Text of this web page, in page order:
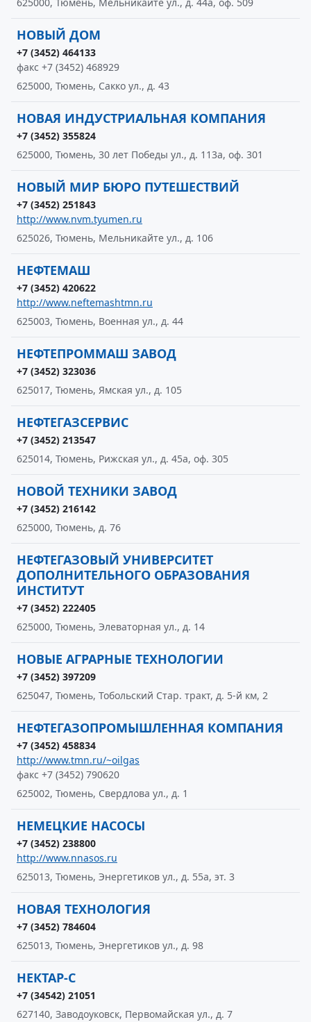
НОВЫЙ ДОМ
+7 (3452) 464133
факс +7 (3452) 468929
625000, Тюмень, Сакко ул., д. 43
НОВАЯ ИНДУСТРИАЛЬНАЯ КОМПАНИЯ
+7 (3452) 355824
625000, Тюмень, 30 лет Победы ул., д. 113а, оф. 301
НОВЫЙ МИР БЮРО ПУТЕШЕСТВИЙ
+7 (3452) 251843
http://www.nvm.tyumen.ru
625026, Тюмень, Мельникайте ул., д. 106
НЕФТЕМАШ
+7 (3452) 420622
http://www.neftemashtmn.ru
625003, Тюмень, Военная ул., д. 44
НЕФТЕПРОММАШ ЗАВОД
+7 (3452) 323036
625017, Тюмень, Ямская ул., д. 105
НЕФТЕГАЗСЕРВИС
+7 (3452) 213547
625014, Тюмень, Рижская ул., д. 45а, оф. 305
НОВОЙ ТЕХНИКИ ЗАВОД
+7 (3452) 216142
625000, Тюмень, д. 76
НЕФТЕГАЗОВЫЙ УНИВЕРСИТЕТ
ДОПОЛНИТЕЛЬНОГО ОБРАЗОВАНИЯ
ИНСТИТУТ
+7 (3452) 222405
625000, Тюмень, Элеваторная ул., д. 14
НОВЫЕ АГРАРНЫЕ ТЕХНОЛОГИИ
+7 (3452) 397209
625047, Тюмень, Тобольский Стар. тракт, д. 5-й км, 2
НЕФТЕГАЗОПРОМЫШЛЕННАЯ КОМПАНИЯ
+7 (3452) 458834
http://www.tmn.ru/~oilgas
факс +7 (3452) 790620
625002, Тюмень, Свердлова ул., д. 1
НЕМЕЦКИЕ НАСОСЫ
+7 (3452) 238800
http://www.nnasos.ru
625013, Тюмень, Энергетиков ул., д. 55а, эт. 3
НОВАЯ ТЕХНОЛОГИЯ
+7 (3452) 784604
625013, Тюмень, Энергетиков ул., д. 98
НЕКТАР-С
+7 (34542) 21051
627140, Заводоуковск, Первомайская ул., д. 7